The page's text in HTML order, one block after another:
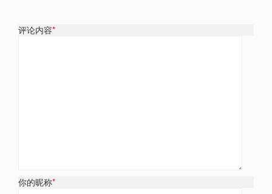
评论内容*
你的昵称*